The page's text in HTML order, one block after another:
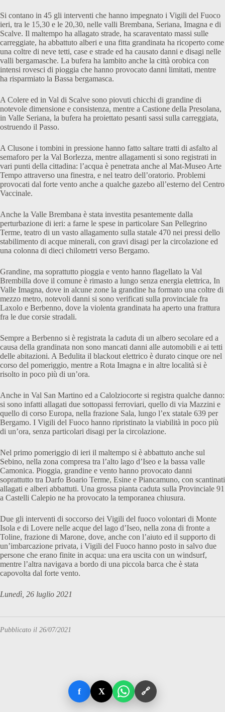
Si contano in 45 gli interventi che hanno impegnato i Vigili del Fuoco
ieri, tra le 15,30 e le 20,30, nelle valli Brembana, Seriana, Imagna e di
Scalve. Il maltempo ha allagato strade, ha scaraventato massi sulle
carreggiate, ha abbattuto alberi e una fitta grandinata ha ricoperto come
una coltre di neve tetti, case e strade ed ha causato danni e disagi nelle
valli bergamasche. La bufera ha lambito anche la città orobica con
intensi rovesci di pioggia che hanno provocato danni limitati, mentre
ha risparmiato la Bassa bergamasca.
A Colere ed in Val di Scalve sono piovuti chicchi di grandine di
notevole dimensione e consistenza, mentre a Castione della Presolana,
in Valle Seriana, la bufera ha proiettato pesanti sassi sulla carreggiata,
ostruendo il Passo.
A Clusone i tombini in pressione hanno fatto saltare tratti di asfalto al
semaforo per la Val Borlezza, mentre allagamenti si sono registrati in
vari punti della cittadina: l’acqua è penetrata anche al Mat-Museo Arte
Tempo attraverso una finestra, e nel teatro dell’oratorio. Problemi
provocati dal forte vento anche a qualche gazebo all’esterno del Centro
Vaccinale.
Anche la Valle Brembana è stata investita pesantemente dalla
perturbazione di ieri: a farne le spese in particolare San Pellegrino
Terme, teatro di un vasto allagamento sulla statale 470 nei pressi dello
stabilimento di acque minerali, con gravi disagi per la circolazione ed
una colonna di dieci chilometri verso Bergamo.
Grandine, ma soprattutto pioggia e vento hanno flagellato la Val
Brembilla dove il comune è rimasto a lungo senza energia elettrica, In
Valle Imagna, dove in alcune zone la grandine ha formato una coltre di
mezzo metro, notevoli danni si sono verificati sulla provinciale fra
Laxolo e Berbenno, dove la violenta grandinata ha aperto una frattura
fra le due corsie stradali.
Sempre a Berbenno si è registrata la caduta di un albero secolare ed a
causa della grandinata non sono mancati danni alle automobili e ai tetti
delle abitazioni. A Bedulita il blackout elettrico è durato cinque ore nel
corso del pomeriggio, mentre a Rota Imagna e in altre località si è
risolto in poco più di un’ora.
Anche in Val San Martino ed a Calolziocorte si registra qualche danno:
si sono infatti allagati due sottopassi ferroviari, quello di via Mazzini e
quello di corso Europa, nella frazione Sala, lungo l’ex statale 639 per
Bergamo. I Vigili del Fuoco hanno ripristinato la viabilità in poco più
di un’ora, senza particolari disagi per la circolazione.
Nel primo pomeriggio di ieri il maltempo si è abbattuto anche sul
Sebino, nella zona compresa tra l’alto lago d’Iseo e la bassa valle
Camonica. Pioggia, grandine e vento hanno provocato danni
soprattutto tra Darfo Boario Terme, Esine e Piancamuno, con scantinati
allagati e alberi abbattuti. Una grossa pianta caduta sulla Provinciale 91
a Castelli Calepio ne ha provocato la temporanea chiusura.
Due gli interventi di soccorso dei Vigili del fuoco volontari di Monte
Isola e di Lovere nelle acque del lago d’Iseo, nella zona di fronte a
Toline, frazione di Marone, dove, anche con l’aiuto ed il supporto di
un’imbarcazione privata, i Vigili del Fuoco hanno posto in salvo due
persone che erano finite in acqua: una era uscita con un windsurf,
mentre l’altra navigava a bordo di una piccola barca che è stata
capovolta dal forte vento.
Lunedì, 26 luglio 2021
Pubblicato il 26/07/2021
f X 🔗